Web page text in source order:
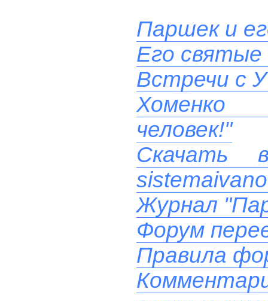
Паршек и
Его святые
Встречи с
Хоменко
человек!"
Скачать
Журнал
Форум
Правила